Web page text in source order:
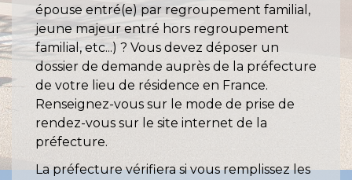
épouse entré(e) par regroupement familial,
jeune majeur entré hors regroupement
familial, etc...) ? Vous devez déposer un
dossier de demande auprès de la préfecture
de votre lieu de résidence en France.
Renseignez-vous sur le mode de prise de
rendez-vous sur le site internet de la
préfecture.
La préfecture vérifiera si vous remplissez les